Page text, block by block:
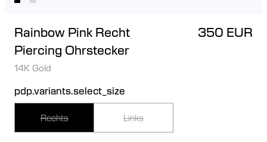
Rainbow Pink Recht
Piercing Ohrstecker
350 EUR
14K Gold
pdp.variants.select_size
Rechts Links